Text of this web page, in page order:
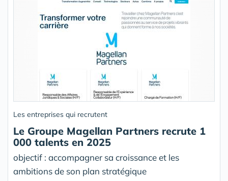
Les entreprises qui recrutent
Le Groupe Magellan Partners recrute 1
000 talents en 2025
objectif : accompagner sa croissance et les
ambitions de son plan stratégique